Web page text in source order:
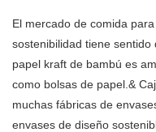
El mercado de comida
sostenibilidad tiene
papel kraft de bambú es
como bolsas de papel.&
muchas fábricas de
envases de diseño
opciones adicionales y la